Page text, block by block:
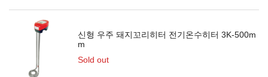
신형 우주 돼지꼬리히터 전기온수히터 3K-500m
m
Sold out